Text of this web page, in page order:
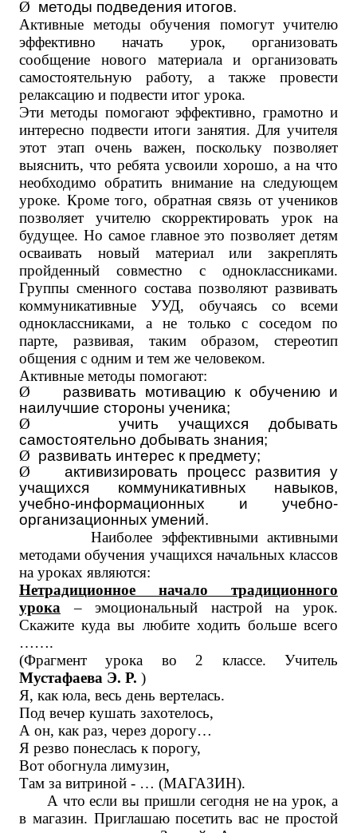
Ø методы подведения итогов.
Активные методы обучения помогут учителю
эффективно начать урок, организовать
сообщение нового материала и организовать
самостоятельную работу, а также провести
релаксацию и подвести итог урока.
Эти методы помогают эффективно, грамотно и
интересно подвести итоги занятия. Для учителя
этот этап очень важен, поскольку позволяет
выяснить, что ребята усвоили хорошо, а на что
необходимо обратить внимание на следующем
уроке. Кроме того, обратная связь от учеников
позволяет учителю скорректировать урок на
будущее. Но самое главное это позволяет детям
осваивать новый материал или закреплять
пройденный совместно с одноклассниками.
Группы сменного состава позволяют развивать
коммуникативные УУД, обучаясь со всеми
одноклассниками, а не только с соседом по
парте, развивая, таким образом, стереотип
общения с одним и тем же человеком.
Активные методы помогают:
Ø
развивать мотивацию к обучению и
наилучшие стороны ученика;
Ø
учить учащихся добывать
самостоятельно добывать знания;
Ø развивать интерес к предмету;
Ø
активизировать процесс развития у
учащихся коммуникативных навыков,
учебно-информационных и учебно-
организационных умений.
Наиболее эффективными активными
методами обучения учащихся начальных классов
на уроках являются:
Нетрадиционное начало традиционного
урока – эмоциональный настрой на урок.
Скажите куда вы любите ходить больше всего
…….
(Фрагмент урока во 2 классе. Учитель
Мустафаева Э. Р. )
Я, как юла, весь день вертелась.
Под вечер кушать захотелось,
А он, как раз, через дорогу…
Я резво понеслась к порогу,
Вот обогнула лимузин,
Там за витриной - … (МАГАЗИН).
А что если вы пришли сегодня не на урок, а
в магазин. Приглашаю посетить вас не простой